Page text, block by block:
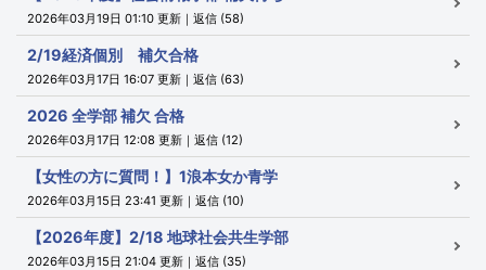
2026年03月19日 01:10 更新｜返信 (58)
2/19経済個別 補欠合格
2026年03月17日 16:07 更新｜返信 (63)
2026 全学部 補欠 合格
2026年03月17日 12:08 更新｜返信 (12)
【女性の方に質問！】1浪本女か青学
2026年03月15日 23:41 更新｜返信 (10)
【2026年度】2/18 地球社会共生学部
2026年03月15日 21:04 更新｜返信 (35)